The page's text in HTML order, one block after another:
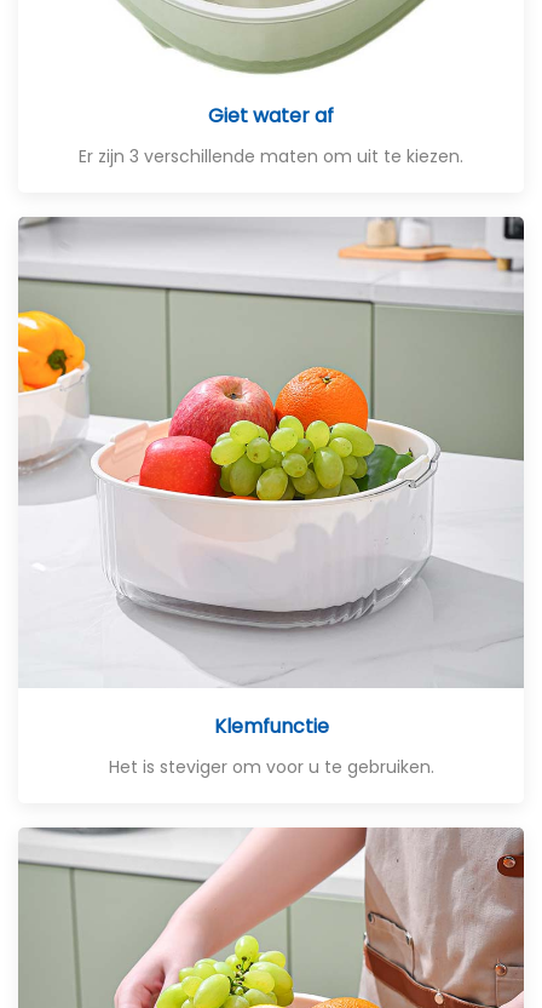
Giet water af
Er zijn 3 verschillende maten om uit te kiezen.
Klemfunctie
Het is steviger om voor u te gebruiken.